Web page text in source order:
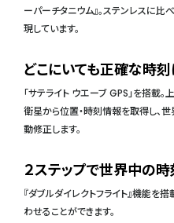
ーパーチタニウム』。ステンレスに
現しています。
どこにいても正確な時
「サテライト ウエーブ GPS」を搭
衛星から位置・時刻情報を取得し、
動修正します。
２ステップで世界中の
『ダブルダイレクトフライト』機能
わせることができます。